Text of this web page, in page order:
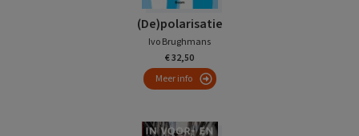
(De)polarisatie
Ivo Brughmans
€ 32,50
Meer info